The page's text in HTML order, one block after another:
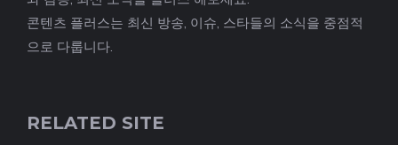
콘텐츠 플러스는 최신 방송, 이슈, 스타들의 소식을 중점적
으로 다룹니다.
RELATED SITE